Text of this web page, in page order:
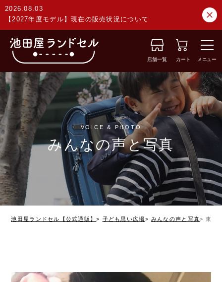
2026.08.03
【2027年度モデル】現在の販売状況について
店舗一覧 カート メニュー
VOICE & PHOTO
みんなの声と写真
池田屋ランドセル【公式通販】 子ども思い広場 みんなの声と写真 東京